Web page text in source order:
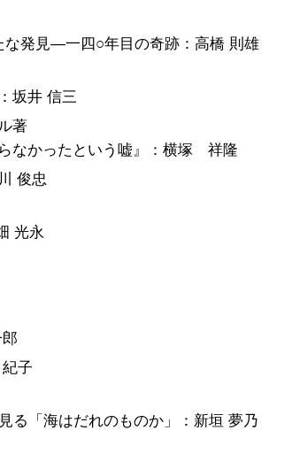
な発見―一四○年目の奇跡：高橋 則雄
坂井 信三
著
なかったという嘘』：横塚 祥隆
俊忠
光永
子
る「海はだれのものか」：新垣 夢乃